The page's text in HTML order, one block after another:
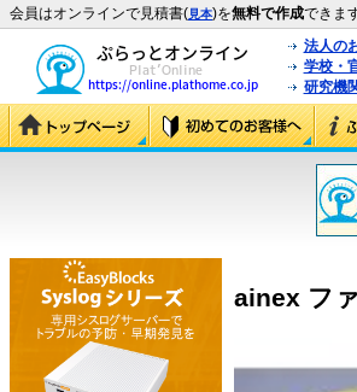
会員はオンラインで見積書(見本)を無料で作成できま
法人の
学校・
研究機
ainex フ